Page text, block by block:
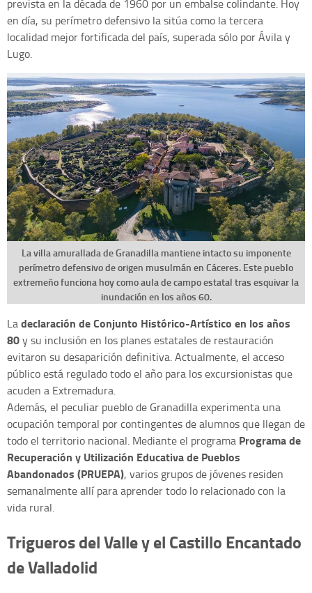
prevista en la década de 1960 por un embalse colindante. Hoy
en día, su perímetro defensivo la sitúa como la tercera
localidad mejor fortificada del país, superada sólo por Ávila y
Lugo.
La villa amurallada de Granadilla mantiene intacto su imponente
perímetro defensivo de origen musulmán en Cáceres. Este pueblo
extremeño funciona hoy como aula de campo estatal tras esquivar la
inundación en los años 60.
Ladeclaración de Conjunto Histórico-Artístico en los años
80y su inclusión en los planes estatales de restauración
evitaron su desaparición definitiva. Actualmente, el acceso
público está regulado todo el año para los excursionistas que
acuden a Extremadura.
Además, el peculiar pueblo de Granadilla experimenta una
ocupación temporal por contingentes de alumnos que llegan de
todo el territorio nacional. Mediante el programa Programa de
Recuperación y Utilización Educativa de Pueblos
Abandonados (PRUEPA), varios grupos de jóvenes residen
semanalmente allí para aprender todo lo relacionado con la
vida rural.
Trigueros del Valle y el Castillo Encantado
de Valladolid